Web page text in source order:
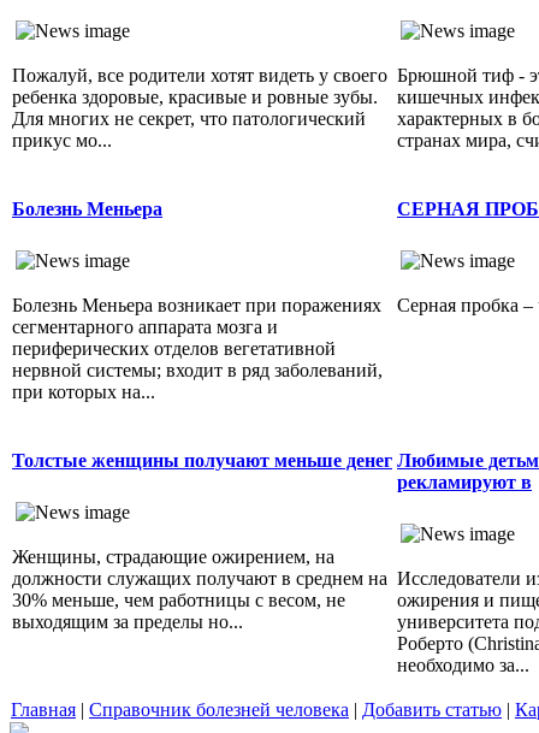
Пожалуй, все родители хотят видеть у своего
ребенка здоровые, красивые и ровные зубы.
Для многих не секрет, что патологический
прикус мо...
Брюшной тиф -
кишечных
характерных в
странах мира,
Болезнь Меньера
Болезнь Меньера возникает при поражениях
сегментарного аппарата мозга и
периферических отделов вегетативной
нервной системы; входит в ряд заболеваний,
при которых на...
СЕРНАЯ
Серная пробка –
Толстые женщины получают меньше денег
Женщины, страдающие ожирением, на
должности служащих получают в среднем на
30% меньше, чем работницы с весом, не
выходящим за пределы но...
Любимые
рекламируют в
Исследователи
ожирения и
университета
Роберто
необходимо за...
Главная | Справочник болезней человека | Добавить статью |